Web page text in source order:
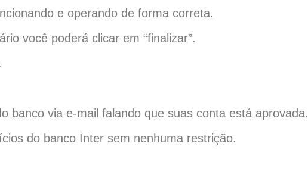
e operando de forma correta.
você poderá clicar em “finalizar”.
banco via e-mail falando que suas conta está aprovada.
do banco Inter sem nenhuma restrição.